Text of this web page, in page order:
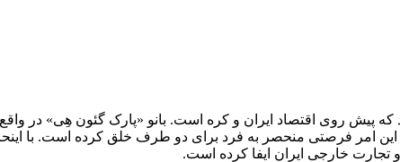
روی اقتصاد ایران و کره است. بانو «پارک گئون هِی» در واقع
امر فرصتی منحصر به فرد برای دو طرف خلق کرده است. با
تجارت خارجی ایران ایفا کرده است.